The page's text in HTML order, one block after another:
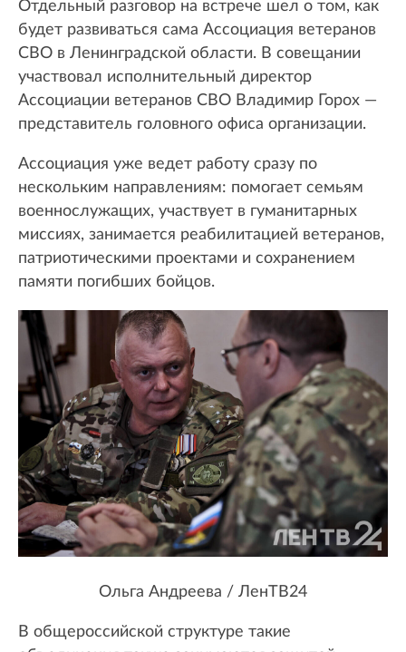
Отдельный разговор на встрече шел о том, как
будет развиваться сама Ассоциация ветеранов
СВО в Ленинградской области. В совещании
участвовал исполнительный директор
Ассоциации ветеранов СВО Владимир Горох —
представитель головного офиса организации.
Ассоциация уже ведет работу сразу по
нескольким направлениям: помогает семьям
военнослужащих, участвует в гуманитарных
миссиях, занимается реабилитацией ветеранов,
патриотическими проектами и сохранением
памяти погибших бойцов.
Ольга Андреева / ЛенТВ24
В общероссийской структуре такие